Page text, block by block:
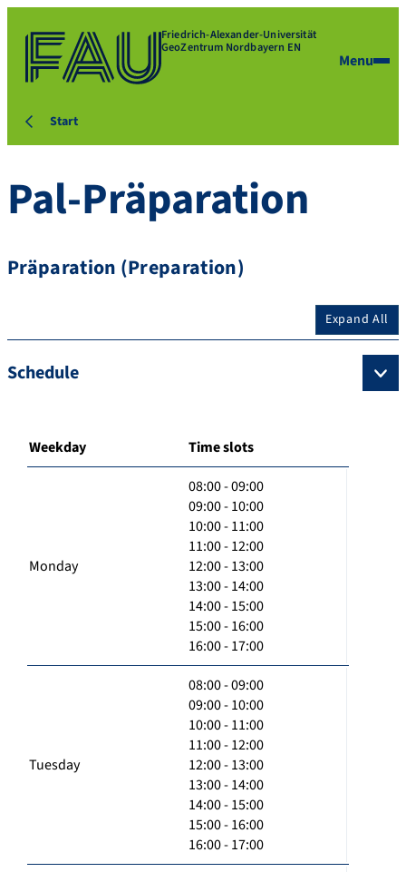
Friedrich-Alexander-Universität
GeoZentrum Nordbayern EN
Menu
Start
Pal-Präparation
Präparation (Preparation)
Expand All
Schedule
Weekday Time slots
Monday
08:00 - 09:00
09:00 - 10:00
10:00 - 11:00
11:00 - 12:00
12:00 - 13:00
13:00 - 14:00
14:00 - 15:00
15:00 - 16:00
16:00 - 17:00
Tuesday
08:00 - 09:00
09:00 - 10:00
10:00 - 11:00
11:00 - 12:00
12:00 - 13:00
13:00 - 14:00
14:00 - 15:00
15:00 - 16:00
16:00 - 17:00